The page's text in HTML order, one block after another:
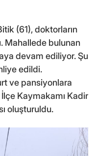
(61), doktorların
Mahallede bulunan
devam ediliyor. Şu
edildi.
ve pansiyonlara
Kaymakamı Kadir
oluşturuldu.